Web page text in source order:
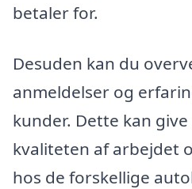
betaler for.
Desuden kan du
anmeldelser og
kunder. Dette kan
kvaliteten af arbejdet
hos de forskellige